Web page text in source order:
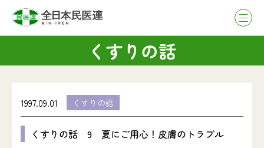
くすりの話
1997.09.01 くすりの話
くすりの話 9 夏にご用心！皮膚のトラブル